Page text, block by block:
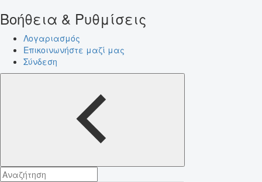
Βοήθεια & Ρυθμίσεις
Λογαριασμός
Επικοινωνήστε μαζί μας
Σύνδεση